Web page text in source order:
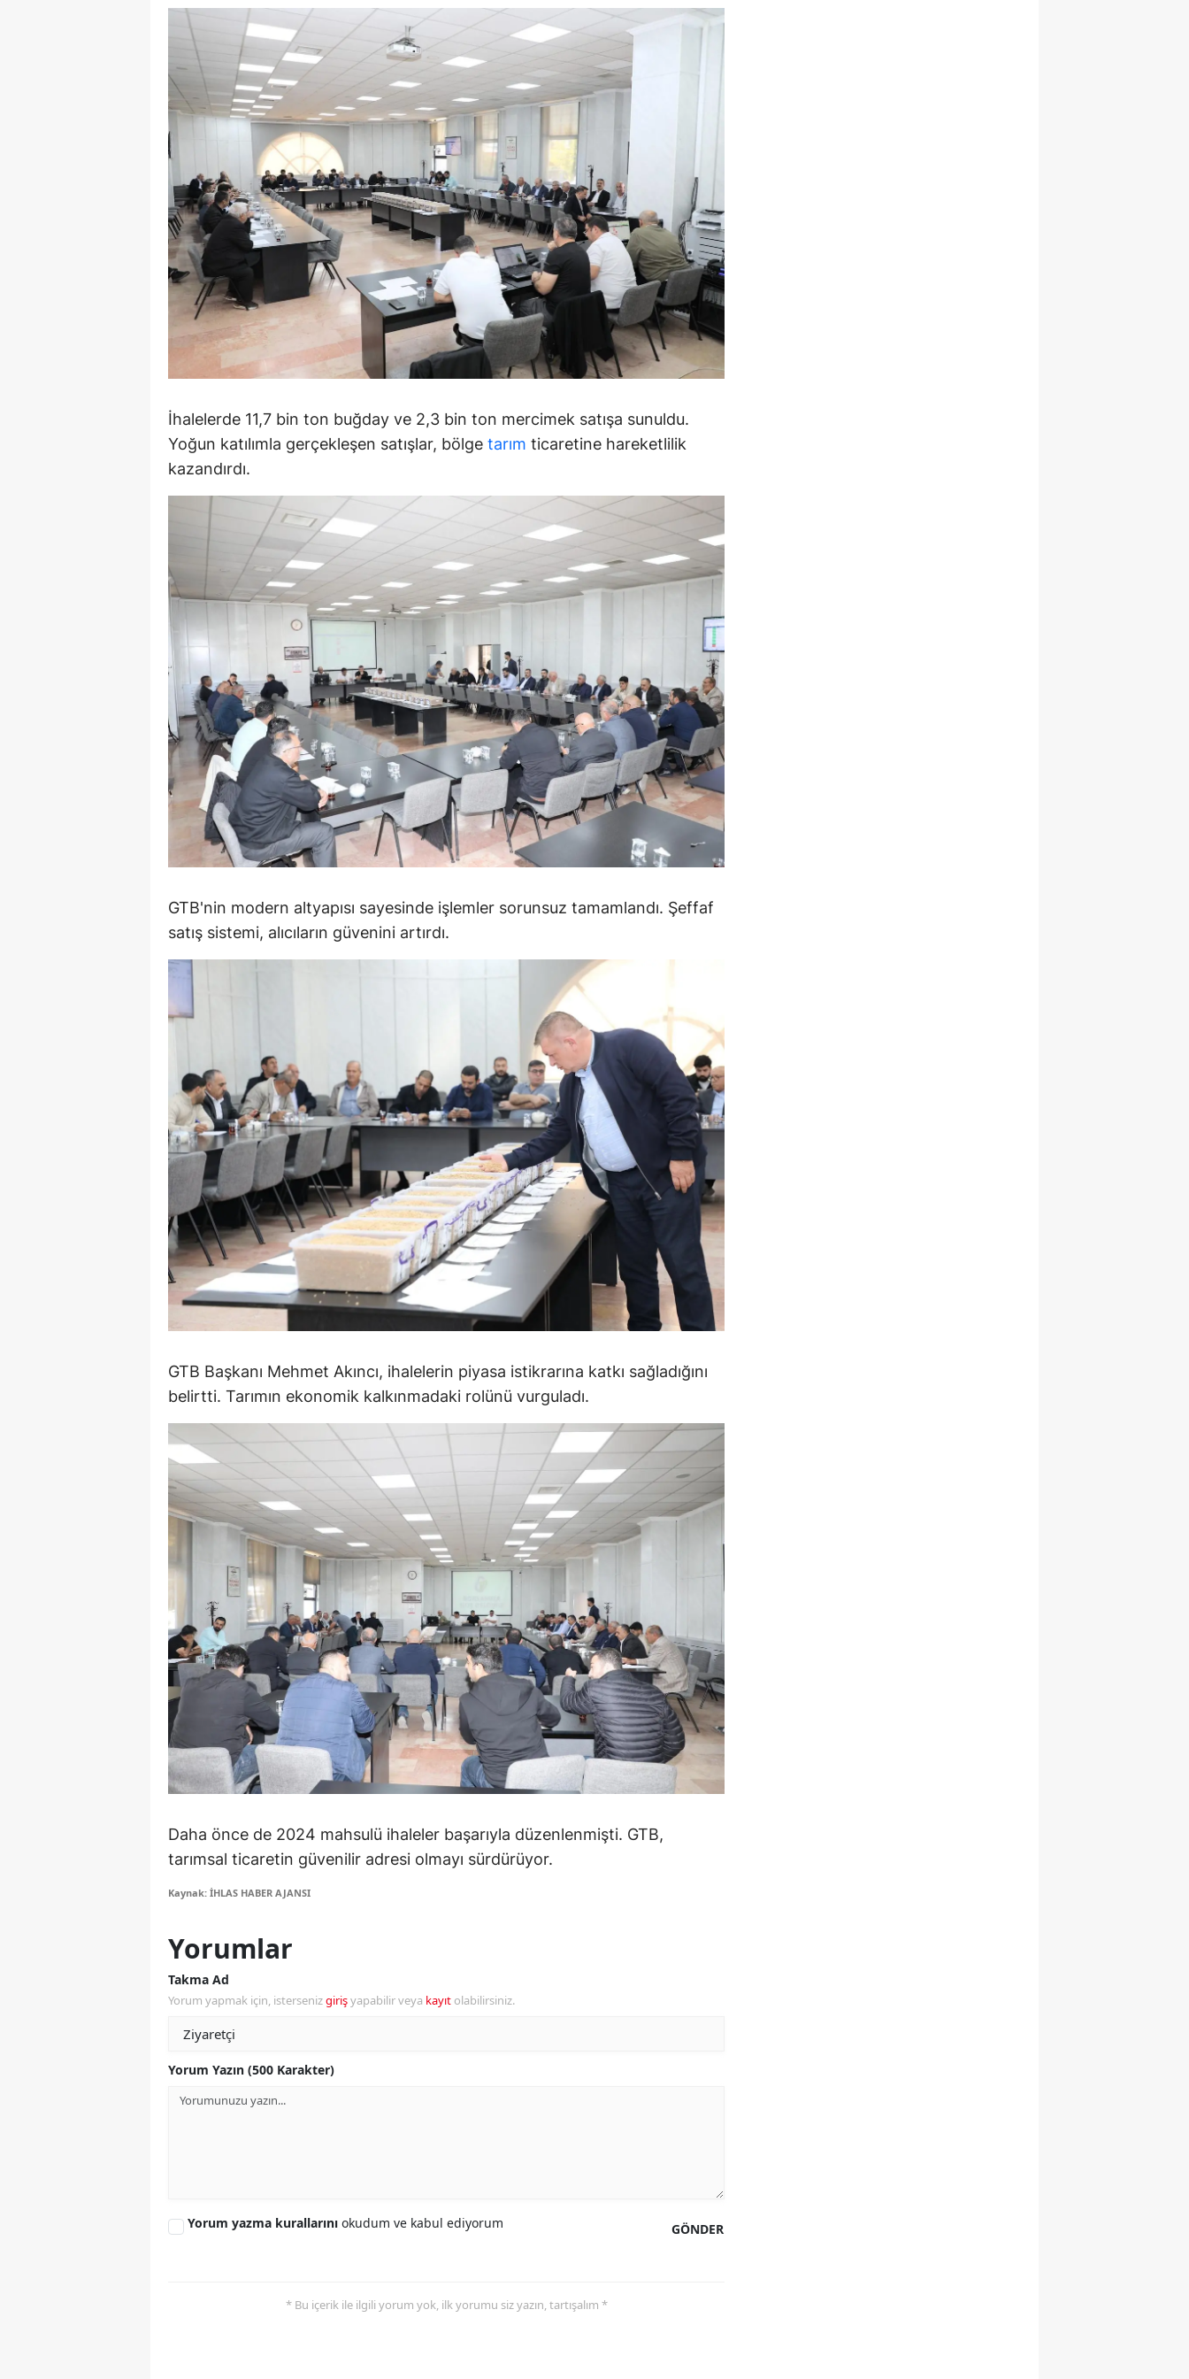
Edirne
Elazığ
Erzincan
Erzurum
Eskişehir
Gaziantep
Giresun
Gümüşhane
Hakkari
Hatay
Isparta
Mersin
İstanbul
İzmir
Kastamonu
Kayseri
Kırşehir
Kocaeli
Konya
Kütahya
Malatya
Manisa
Mardin
Muğla
Niğde
Ordu
Sakarya
Samsun
Siirt
Sinop
Sivas
Tekirdağ
Tokat
Trabzon
Tunceli
Şanlıurfa
Uşak
Van
Yozgat
Zonguldak
Aksaray
Bayburt
Karaman
Kırıkkale
Batman
İhalelerde 11,7 bin ton buğday ve 2,3 bin ton mercimek satışa sunuldu.
Yoğun katılımla gerçekleşen satışlar, bölge tarım ticaretine hareketlilik
kazandırdı.
GTB'nin modern altyapısı sayesinde işlemler sorunsuz tamamlandı. Şeffaf
satış sistemi, alıcıların güvenini artırdı.
GTB Başkanı Mehmet Akıncı, ihalelerin piyasa istikrarına katkı sağladığını
belirtti. Tarımın ekonomik kalkınmadaki rolünü vurguladı.
Daha önce de 2024 mahsulü ihaleler başarıyla düzenlenmişti. GTB,
tarımsal ticaretin güvenilir adresi olmayı sürdürüyor.
Kaynak: İHLAS HABER AJANSI
Yorumlar
Takma Ad
Yorum yapmak için, istersenizgirişyapabilir veya kayıt olabilirsiniz.
Yorum Yazın (500 Karakter)
GÖNDER
Yorum yazma kurallarını okudum ve kabul ediyorum
* Bu içerik ile ilgili yorum yok, ilk yorumu siz yazın, tartışalım *